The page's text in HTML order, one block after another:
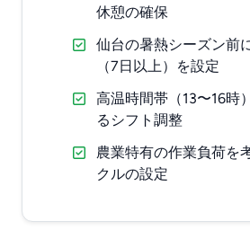
休憩の確保
仙台の暑熱シーズン前
（7日以上）を設定
高温時間帯（13〜16時
るシフト調整
農業特有の作業負荷を
クルの設定